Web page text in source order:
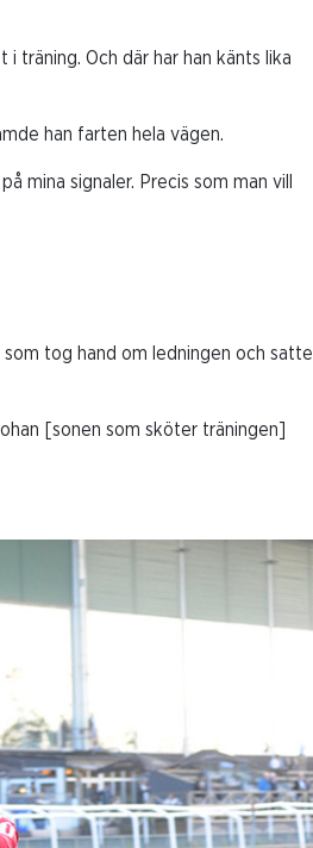
träning. Och där har han känts lika
han farten hela vägen.
mina signaler. Precis som man vill
tog hand om ledningen och satte
[sonen som sköter träningen]